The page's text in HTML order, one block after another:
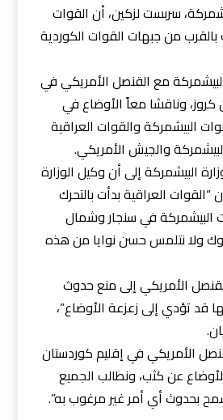
سربست لزكين، أن القوات
بالقرب من جبهات القوات الكوردية
مع القنصل الأمريكي في
كروز، وناقشا معاً الأوضاع في
البيشمركة والقوات العراقية
والجيش الأمريكي.
البيشمركة إلى أن وكيل الوزارة
“القوات العراقية بدأت بالتحرك
البيشمركة في سنجار وشمال
ولا نتلمس حسن نوايا من هذه
الأمريكي إلى منع حدوث
قد تؤدي إلى زعزعة الأوضاع”،
الأمريكي في إقليم كوردستان
عن كثب، ونطالب الجميع
بحدوث أي أمر غير مرغوب به”.